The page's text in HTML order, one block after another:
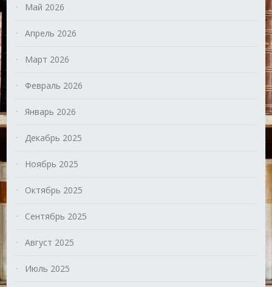
Май 2026
Апрель 2026
Март 2026
Февраль 2026
Январь 2026
Декабрь 2025
Ноябрь 2025
Октябрь 2025
Сентябрь 2025
Август 2025
Июль 2025